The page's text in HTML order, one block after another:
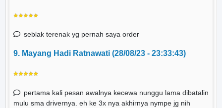
seblak terenak yg pernah saya order
9. Mayang Hadi Ratnawati (28/08/23 - 23:33:43)
pertama kali pesan awalnya kecewa nunggu lama dibatalin
mulu sma drivernya. eh ke 3x nya akhirnya nympe jg nih